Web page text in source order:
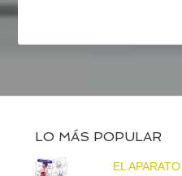
LO MÁS POPULAR
EL